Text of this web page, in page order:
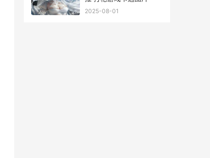
2025-08-01